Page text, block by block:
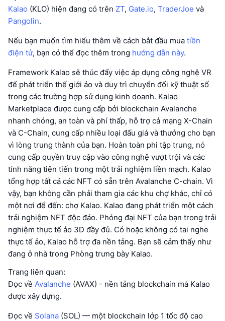
Kalao (KLO) hiện đang có trên ZT, Gate.io, TraderJoe và
Pangolin.
Nếu bạn muốn tìm hiểu thêm về cách bắt đầu mua tiền
điện tử, bạn có thể đọc thêm trong hướng dẫn này.
Framework Kalao sẽ thúc đẩy việc áp dụng công nghệ VR
để phát triển thế giới ảo và duy trì chuyển đổi kỹ thuật số
trong các trường hợp sử dụng kinh doanh. Kalao
Marketplace được cung cấp bởi blockchain Avalanche
nhanh chóng, an toàn và phí thấp, hỗ trợ cả mạng X-Chain
và C-Chain, cung cấp nhiều loại đấu giá và thưởng cho bạn
vì lòng trung thành của bạn. Hoàn toàn phi tập trung, nó
cung cấp quyền truy cập vào công nghệ vượt trội và các
tính năng tiên tiến trong một trải nghiệm liền mạch. Kalao
tổng hợp tất cả các NFT có sẵn trên Avalanche C-chain. Vì
vậy, bạn không cần phải tham gia các khu chợ khác, chỉ có
một nơi để đến: chợ Kalao. Kalao đang phát triển một cách
trải nghiệm NFT độc đáo. Phóng đại NFT của bạn trong trải
nghiệm thực tế ảo 3D đầy đủ. Có hoặc không có tai nghe
thực tế ảo, Kalao hỗ trợ đa nền tảng. Bạn sẽ cảm thấy như
đang ở nhà trong Phòng trưng bày Kalao.
Trang liên quan:
Đọc về Avalanche (AVAX) - nền tảng blockchain mà Kalao
được xây dựng.
Đọc về Solana (SOL) — một blockchain lớp 1 tốc độ cao